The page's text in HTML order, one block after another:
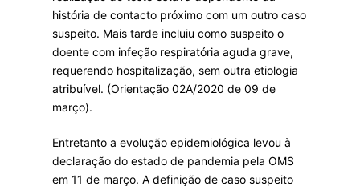
história de contacto próximo com um outro caso
suspeito. Mais tarde incluiu como suspeito o
doente com infeção respiratória aguda grave,
requerendo hospitalização, sem outra etiologia
atribuível. (Orientação 02A/2020 de 09 de
março).
Entretanto a evolução epidemiológica levou à
declaração do estado de pandemia pela OMS
em 11 de março. A definição de caso suspeito